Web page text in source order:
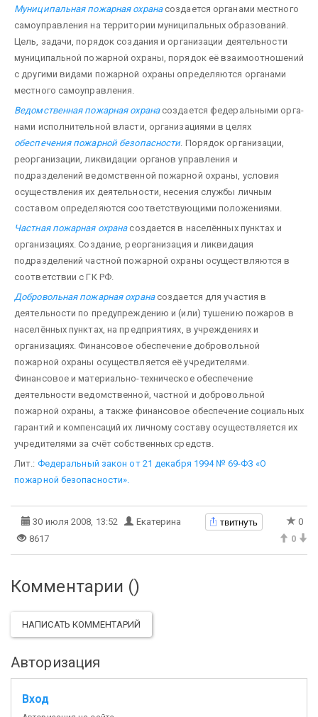
Муниципальная пожарная охранасоздается органами местного
самоуправления на территории муниципальных образований.
Цель, задачи, порядок создания и организации деятельности
муници­пальной пожарной охраны, порядок её взаимоотношений
с другими видами пожарной охраны определяются органами
местного самоуправления.
Ведомственная пожарная охранасоздается федеральными орга­
нами исполнительной власти, организациями в целях
обеспечения пожарной безопасности. Порядок организации,
реорганизации, ликвидации органов управления и
подразделений ведомственной пожар­ной охраны, условия
осуществления их деятельности, несения службы личным
составом определяются соответствующими положениями.
Частная пожарная охранасоздается в населённых пунктах и
орга­низациях. Создание, реорганизация и ликвидация
подразделений частной пожарной охраны осуществляются в
соответствии с ГК РФ.
Добровольная пожарная охранасоздается для участия в
деятельности по предупреждению и (или) тушению пожаров в
населённых пунктах, на предприятиях, в учреждениях и
организациях. Финансовое обеспечение добровольной
пожарной охраны осуществляется её уч­редителями.
Финансовое и материально-техническое обеспечение
деятельности ведомственной, частной и доб­ровольной
пожарной охраны, а также финансовое обеспечение социальных
гарантий и компенсаций их личному составу осуществляется их
учредителями за счёт собственных средств.
Лит.: Федеральный закон от 21 декабря 1994 № 69-ФЗ «О
пожарной безопасности».
30 июля 2008, 13:52 Екатерина твитнуть
0
8617
0
Комментарии ()
НАПИСАТЬ КОММЕНТАРИЙ
Авторизация
Вход